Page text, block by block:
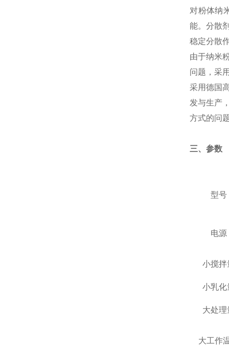
对粉体纳
能。分散
稳定分散
由于纳米
问题，采
采用德国
发与生产
方式的问
三、参数
型号
电源
小搅拌
小乳化
大处理
大工作